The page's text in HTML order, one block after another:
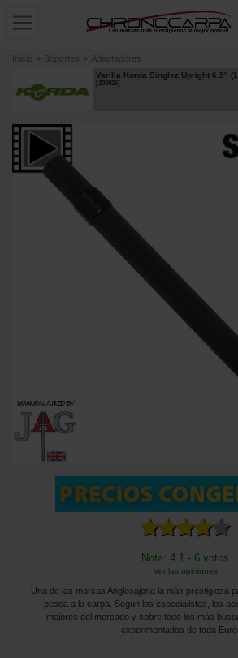
Inicio » Soportes » Adaptadores
Varilla Korda Singlez Upright 6.5"
[205026]
Nota: 4.1 - 6 votos
Ver las opiniones
Una de las marcas Anglosajona la más prestigiosa
pesca a la carpa. Según los especialistas, los
mejores del mercado y sobre todo los más
experimentados de toda